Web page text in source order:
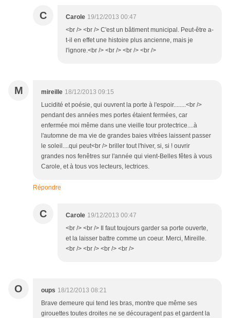
C Carole 19/12/2013 00:47
<br /> <br /> C'est un bâtiment municipal. Peut-être a-
t-il en effet une histoire plus ancienne, mais je
l'ignore.<br /> <br /> <br /> <br />
M mireille 18/12/2013 09:15
Lucidité et poésie, qui ouvrent la porte à l'espoir........<br />
pendant des années mes portes étaient fermées, car
enfermée moi même dans une vieille tour protectrice....à
l'automne de ma vie de grandes baies vitrées laissent passer
le soleil....qui peut<br /> briller tout l'hiver, si, si ! ouvrir
grandes nos fenêtres sur l'année qui vient-Belles fêtes à vous
Carole, et à tous vos lecteurs, lectrices.
Répondre
C Carole 19/12/2013 00:47
<br /> <br /> Il faut toujours garder sa porte ouverte,
et la laisser battre comme un coeur. Merci, Mireille.
<br /> <br /> <br /> <br />
O oups 18/12/2013 08:21
Brave demeure qui tend les bras, montre que même ses
girouettes toutes droites ne se découragent pas et gardent la